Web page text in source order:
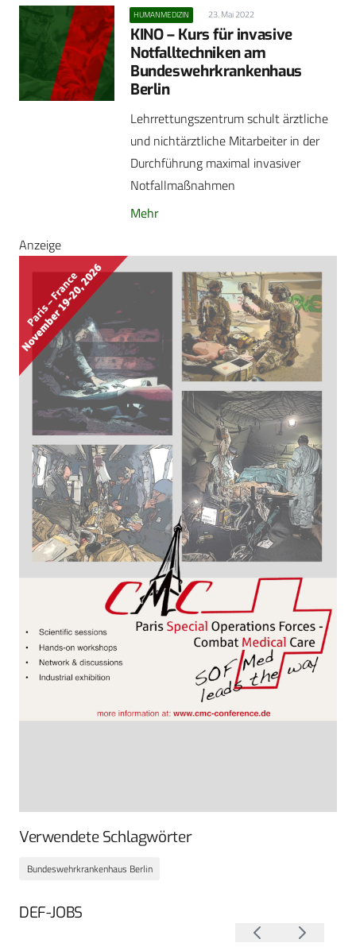
HUMANMEDIZIN 23. Mai 2022
KINO – Kurs für invasive
Notfalltechniken am
Bundeswehrkrankenhaus
Berlin
Lehrrettungszentrum schult ärztliche
und nichtärztliche Mitarbeiter in der
Durchführung maximal invasiver
Notfallmaßnahmen
Mehr
Anzeige
Verwendete Schlagwörter
Bundeswehrkrankenhaus Berlin
DEF-JOBS